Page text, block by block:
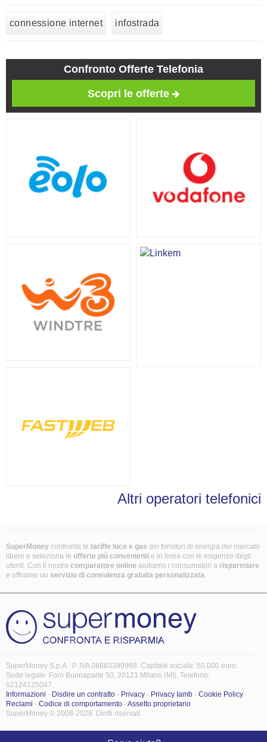
connessione internet infostrada
Confronto Offerte Telefonia
Scopri le offerte
Altri operatori telefonici
SuperMoney confronta le tariffe luce e gas dei fornitori di energia del mercato
libero e seleziona le offerte più convenienti e in linea con le esigenze degli
utenti. Con il nostro comparatore online aiutiamo i consumatori a risparmiare
e offriamo un servizio di consulenza gratuita personalizzata.
SuperMoney S.p.A.: P. IVA 08883390968. Capitale sociale: 50.000 euro.
Sede legale: Foro Buonaparte 50, 20121 Milano (MI). Telefono:
02124125047.
Informazioni - Disdire un contratto - Privacy - Privacy Iamb - Cookie Policy -
Reclami - Codice di comportamento -Assetto proprietario
SuperMoney © 2008-2028. Diritti riservati.